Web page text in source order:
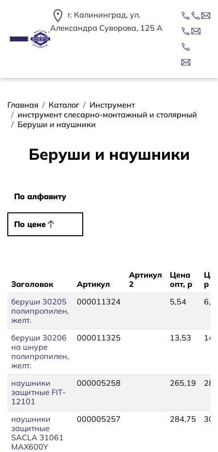
г. Калининград, ул.
Александра Суворова, 125 А
Строка навигации
Главная Каталог
Инструмент
инструмент слесарно-монтажный и столярный
Беруши и наушники
Беруши и наушники
По алфавиту
По алфавиту
По цене
По цене
Заголовок Артикул
Артикул
2
Цена
опт, р
р
беруши 30205
полипропилен,
желт.
000011324 5,54
беруши 30206
на шнуре
полипропилен,
желт.
000011325 13,53
наушники
защитные FIT-
12101
000005258 265,19
наушники
защитные
SACLA 31061
MAX600Y
000005257 284,75